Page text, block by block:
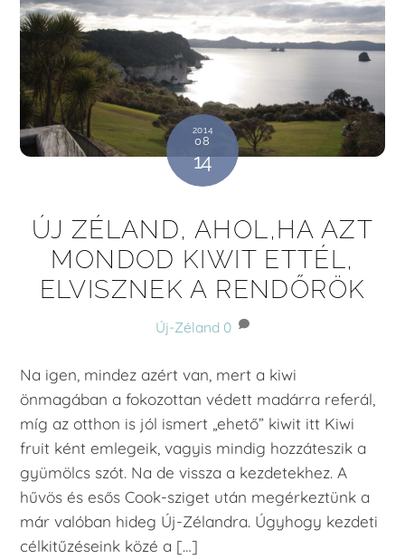
2014
08
14
ÚJ ZÉLAND, AHOL,HA AZT
MONDOD KIWIT ETTÉL,
ELVISZNEK A RENDŐRÖK
Új-Zéland 0
Na igen, mindez azért van, mert a kiwi
önmagában a fokozottan védett madárra referál,
míg az otthon is jól ismert „ehető” kiwit itt Kiwi
fruit ként emlegeik, vagyis mindig hozzáteszik a
gyümölcs szót. Na de vissza a kezdetekhez. A
hűvös és esős Cook-sziget után megérkeztünk a
már valóban hideg Új-Zélandra. Úgyhogy kezdeti
célkitűzéseink közé a […]